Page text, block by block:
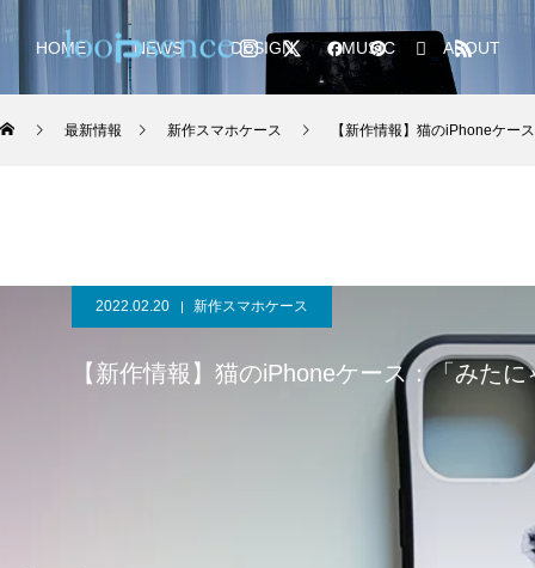
HOME NEWS DESIGN MUSIC ABOUT
最新情報 新作スマホケース 【新作情報】猫のiPhoneケー
2022.02.20 新作スマホケース
【新作情報】猫のiPhoneケース：「みた